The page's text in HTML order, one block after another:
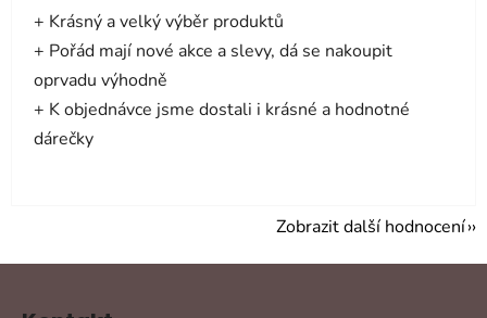
+ Krásný a velký výběr produktů
+ Pořád mají nové akce a slevy, dá se nakoupit
oprvadu výhodně
+ K objednávce jsme dostali i krásné a hodnotné
dárečky
Zobrazit další hodnocení